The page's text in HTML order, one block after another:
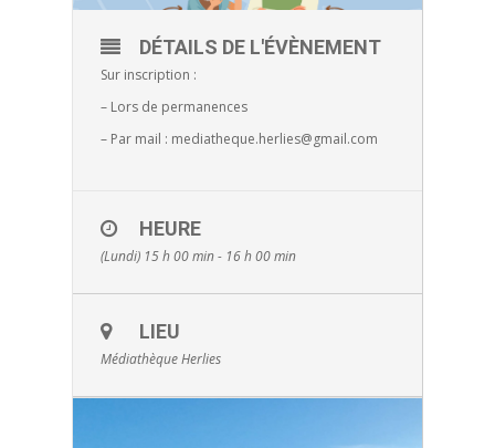
DÉTAILS DE L'ÉVÈNEMENT
Sur inscription :
– Lors de permanences
– Par mail : mediatheque.herlies@gmail.com
HEURE
(Lundi) 15 h 00 min - 16 h 00 min
LIEU
Médiathèque Herlies